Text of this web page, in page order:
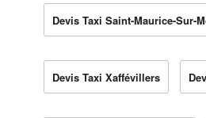
Devis Taxi Saint-Maurice-Sur-
Devis Taxi Xaffévillers